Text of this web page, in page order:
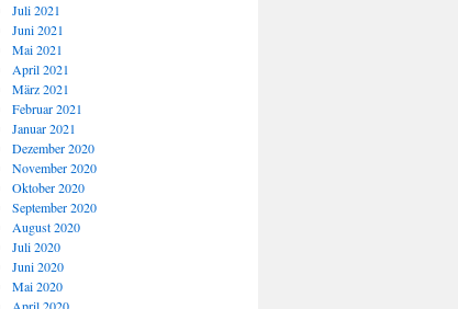
Juli 2021
Juni 2021
Mai 2021
April 2021
März 2021
Februar 2021
Januar 2021
Dezember 2020
November 2020
Oktober 2020
September 2020
August 2020
Juli 2020
Juni 2020
Mai 2020